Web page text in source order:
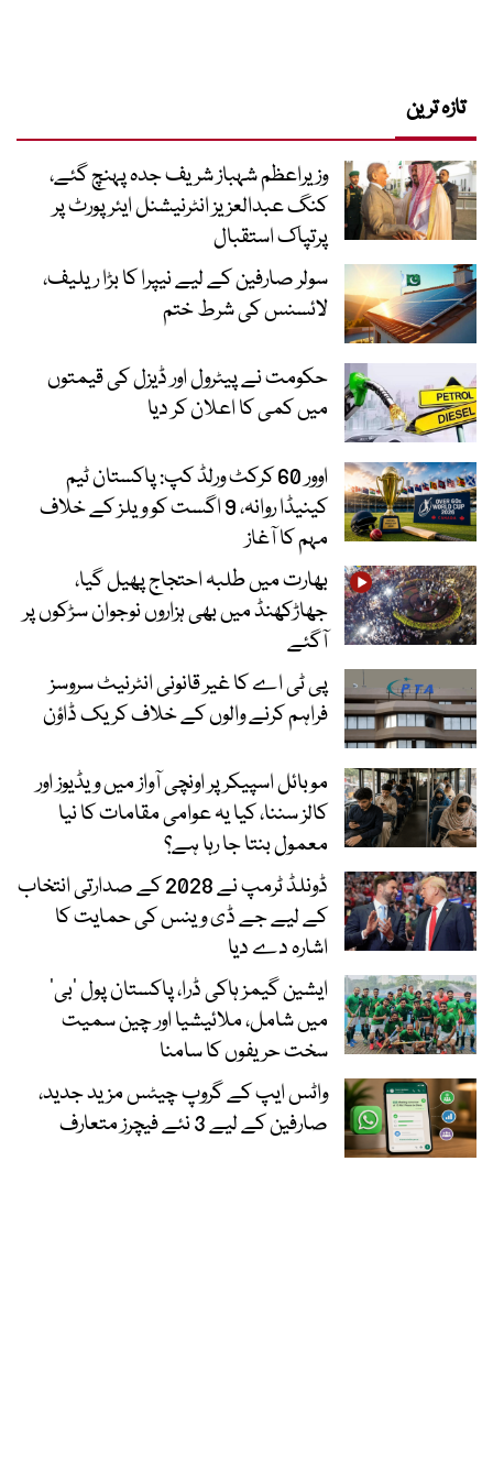
تازہ ترین
وزیراعظم شہباز شریف جدہ پہنچ گئے،
کنگ عبدالعزیز انٹرنیشنل ایئر پورٹ پر
پرتپاک استقبال
سولر صارفین کے لیے نیپرا کا بڑا ریلیف،
لائسنس کی شرط ختم
حکومت نے پیٹرول اور ڈیزل کی قیمتوں
میں کمی کا اعلان کر دیا
اوور 60 کرکٹ ورلڈ کپ: پاکستان ٹیم
کینیڈا روانہ، 9 اگست کو ویلز کے خلاف
مہم کا آغاز
بھارت میں طلبہ احتجاج پھیل گیا،
جھاڑکھنڈ میں بھی ہزاروں نوجوان سڑکوں پر
آگئے
پی ٹی اے کا غیر قانونی انٹرنیٹ سروسز
فراہم کرنے والوں کے خلاف کریک ڈاؤن
موبائل اسپیکر پر اونچی آواز میں ویڈیوز اور
کالز سننا، کیا یہ عوامی مقامات کا نیا
معمول بنتا جا رہا ہے؟
ڈونلڈ ٹرمپ نے 2028 کے صدارتی انتخاب
کے لیے جے ڈی وینس کی حمایت کا
اشارہ دے دیا
ایشین گیمز ہاکی ڈرا، پاکستان پول ’بی‘
میں شامل، ملائیشیا اور چین سمیت
سخت حریفوں کا سامنا
واٹس ایپ کے گروپ چیٹس مزید جدید،
صارفین کے لیے 3 نئے فیچرز متعارف